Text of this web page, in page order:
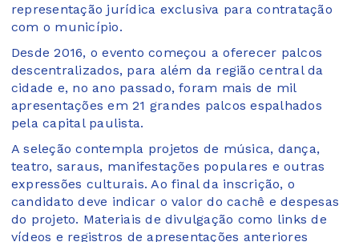
representação jurídica exclusiva para contratação
com o município.
Desde 2016, o evento começou a oferecer palcos
descentralizados, para além da região central da
cidade e, no ano passado, foram mais de mil
apresentações em 21 grandes palcos espalhados
pela capital paulista.
A seleção contempla projetos de música, dança,
teatro, saraus, manifestações populares e outras
expressões culturais. Ao final da inscrição, o
candidato deve indicar o valor do cachê e despesas
do projeto. Materiais de divulgação como links de
vídeos e registros de apresentações anteriores